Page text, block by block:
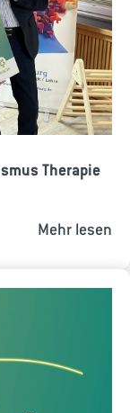
Therapie
Mehr lesen